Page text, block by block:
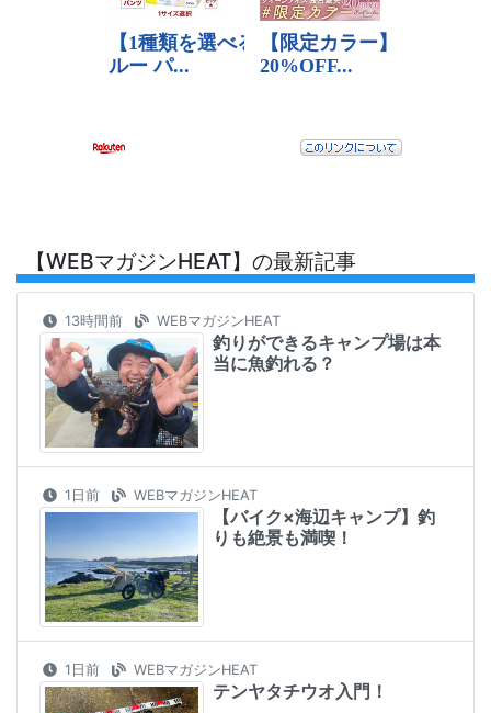
【WEBマガジンHEAT】の最新記事
13時間前 WEBマガジンHEAT
釣りができるキャンプ場は本
当に魚釣れる？
1日前 WEBマガジンHEAT
【バイク×海辺キャンプ】釣
りも絶景も満喫！
1日前 WEBマガジンHEAT
テンヤタチウオ入門！